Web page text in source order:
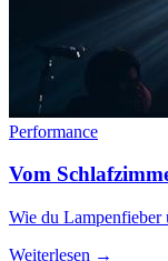
Performance
Vom
Wie du Lampenfieber
Weiterlesen →